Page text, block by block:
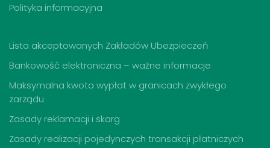
Polityka informacyjna
Lista akceptowanych Zakładów Ubezpieczeń
Bankowość elektroniczna – ważne informacje
Maksymalna kwota wypłat w granicach zwykłego
zarządu
Zasady reklamacji i skarg
Zasady realizacji pojedynczych transakcji płatniczych